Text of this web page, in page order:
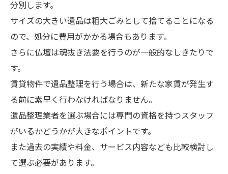
分別します。
サイズの大きい遺品は粗大ごみとして捨てることになる
ので、処分に費用がかかる場合もあります。
さらに仏壇は魂抜き法要を行うのが一般的なしきたりで
す。
賃貸物件で遺品整理を行う場合は、新たな家賃が発生す
る前に素早く行わなければなりません。
遺品整理業者を選ぶ場合には専門の資格を持つスタッフ
がいるかどうかが大きなポイントです。
また過去の実績や料金、サービス内容なども比較検討し
て選ぶ必要があります。